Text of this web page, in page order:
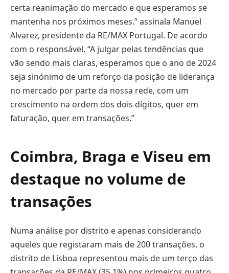
certa reanimação do mercado e que esperamos se
mantenha nos próximos meses.” assinala Manuel
Alvarez, presidente da RE/MAX Portugal. De acordo
com o responsável, “A julgar pelas tendências que
vão sendo mais claras, esperamos que o ano de 2024
seja sinónimo de um reforço da posição de liderança
no mercado por parte da nossa rede, com um
crescimento na ordem dos dois dígitos, quer em
faturação, quer em transações.”
Coimbra, Braga e Viseu em
destaque no volume de
transações
Numa análise por distrito e apenas considerando
aqueles que registaram mais de 200 transações, o
distrito de Lisboa representou mais de um terço das